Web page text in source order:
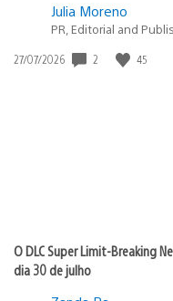
Julia Moreno
PR, Editorial and
Data
27/07/2026 2 45
O DLC Super Limit-Breaking
dia 30 de julho